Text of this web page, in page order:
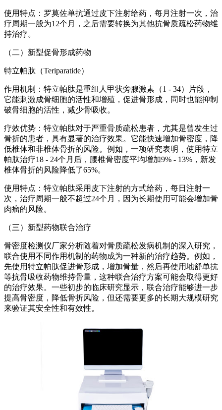
使用特点：罗莫佐单抗通过皮下注射给药，每月注射一次，治
疗周期一般为12个月，之后需要转换为其他抗骨质疏松药物维
持治疗。
（二）新型促骨形成药物
特立帕肽（Teriparatide）
作用机制：特立帕肽是重组人甲状旁腺激素（1 - 34）片段，
它能刺激成骨细胞的活性和增殖，促进骨形成，同时也能抑制
破骨细胞的活性，减少骨吸收。
疗效优势：特立帕肽对于严重骨质疏松患者，尤其是曾发生过
骨折的患者，具有显著的治疗效果。它能快速增加骨密度，降
低椎体和非椎体骨折的风险。例如，一项研究表明，使用特立
帕肽治疗18 - 24个月后，腰椎骨密度平均增加9% - 13%，新发
椎体骨折的风险降低了65%。
使用特点：特立帕肽采用皮下注射的方式给药，每日注射一
次，治疗周期一般不超过24个月，因为长期使用可能会增加骨
肉瘤的风险。
（三）新型药物联合治疗
骨密度检测仪厂家分析随着对骨质疏松发病机制的深入研究，
联合使用不同作用机制的药物成为一种新的治疗趋势。例如，
先使用特立帕肽促进骨形成，增加骨量，然后再使用地舒单抗
等抗骨吸收药物维持骨量，这种联合治疗方案可能会取得更好
的治疗效果。一些初步的临床研究显示，联合治疗能够进一步
提高骨密度，降低骨折风险，但还需要更多的长期大规模研究
来验证其安全性和有效性。